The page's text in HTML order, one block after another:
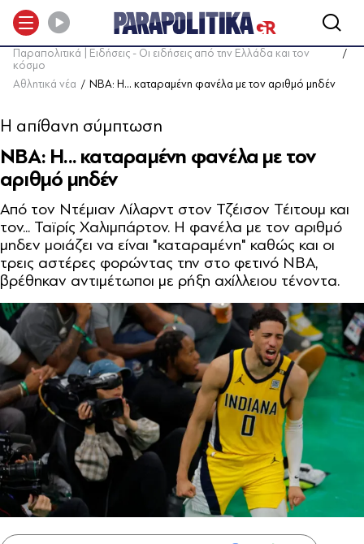
Παραπολιτικά | Ειδήσεις - Οι ειδήσεις από την Ελλάδα και τον
κόσμο
Αθλητικά νέα
NBA: Η... καταραμένη φανέλα με τον αριθμό μηδέν
NBA: Η... καταραμένη φανέλα με τον
αριθμό μηδέν
Η απίθανη σύμπτωση
Aπό τον Ντέμιαν Λίλαρντ στον Τζέισον Τέιτουμ και
τον... Ταϊρίς Χαλιμπάρτον. Η φανέλα με τον αριθμό
μηδεν μοιάζει να είναι "καταραμένη" καθώς και οι
τρεις αστέρες φορώντας την στο φετινό NBA,
βρέθηκαν αντιμέτωποι με ρήξη αχίλλειου τένοντα.